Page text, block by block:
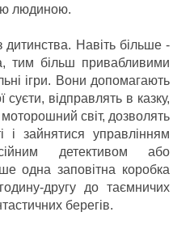
людиною.
Навіть більше -
тим більш привабливими
ігри. Вони допомагають
суєти, відправлять в казку,
світ, дозволять
і зайнятися управлінням
детективом або
одна заповітна коробка
другу до таємничих
берегів.